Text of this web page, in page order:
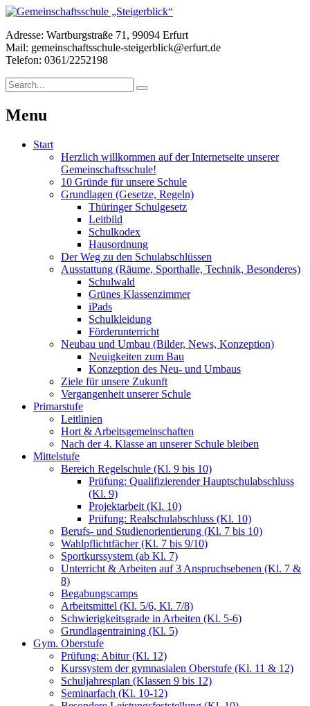
Adresse: Wartburgstraße 71, 99094 Erfurt
Mail: gemeinschaftsschule-steigerblick@erfurt.de
Telefon: 0361/2252198
Menu
Start
Herzlich willkommen auf der Internetseite unserer
Gemeinschaftsschule!
10 Gründe für unsere Schule
Grundlagen (Gesetze, Regeln)
Thüringer Schulgesetz
Leitbild
Schulkodex
Hausordnung
Der Weg zu den Schulabschlüssen
Ausstattung (Räume, Sporthalle, Technik, Besonderes)
Schulwald
Grünes Klassenzimmer
iPads
Schulkleidung
Förderunterricht
Neubau und Umbau (Bilder, News, Konzeption)
Neuigkeiten zum Bau
Konzeption des Neu- und Umbaus
Ziele für unsere Zukunft
Vergangenheit unserer Schule
Primarstufe
Leitlinien
Hort & Arbeitsgemeinschaften
Nach der 4. Klasse an unserer Schule bleiben
Mittelstufe
Bereich Regelschule (Kl. 9 bis 10)
Prüfung: Qualifizierender Hauptschulabschluss
(Kl. 9)
Projektarbeit (Kl. 10)
Prüfung: Realschulabschluss (Kl. 10)
Berufs- und Studienorientierung (Kl. 7 bis 10)
Wahlpflichtfächer (Kl. 7 bis 9/10)
Sportkurssystem (ab Kl. 7)
Unterricht & Arbeiten auf 3 Anspruchsebenen (Kl. 7 &
8)
Begabungscamps
Arbeitsmittel (Kl. 5/6, Kl. 7/8)
Schwierigkeitsgrade in Arbeiten (Kl. 5-6)
Grundlagentraining (Kl. 5)
Gym. Oberstufe
Prüfung: Abitur (Kl. 12)
Kurssystem der gymnasialen Oberstufe (Kl. 11 & 12)
Schuljahresplan (Klassen 9 bis 12)
Seminarfach (Kl. 10-12)